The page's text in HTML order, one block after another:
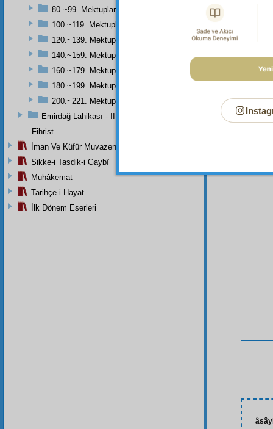
80.~99. Mektuplar
100.~119. Mektuplar
120.~139. Mektuplar
140.~159. Mektuplar
160.~179. Mektuplar
180.~199. Mektuplar
200.~221. Mektuplar
Emirdağ Lahikası - II
Fihrist
İman Ve Küfür Muvazeneleri
Sikke-i Tasdik-i Gaybî
Muhâkemat
Tarihçe-i Hayat
İlk Dönem Eserleri